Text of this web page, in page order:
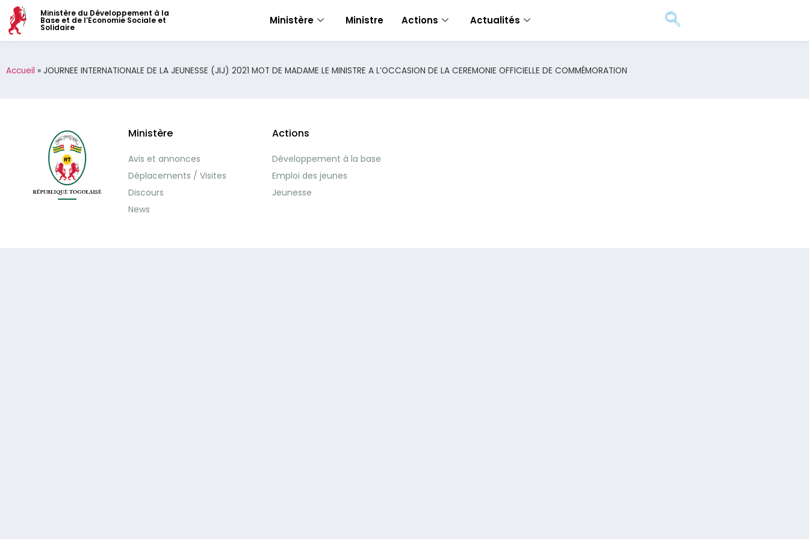
Ministère du Développement à la
Base et de l’Economie Sociale et
Solidaire
Ministère Ministre Actions Actualités
Accueil » JOURNEE INTERNATIONALE DE LA JEUNESSE (JIJ) 2021 MOT DE MADAME LE MINISTRE A L’OCCASION DE LA CEREMONIE OFFICIELLE DE COMMÉMORATION
Ministère
Avis et annonces
Déplacements / Visites
Discours
News
Actions
Développement à la base
Emploi des jeunes
Jeunesse